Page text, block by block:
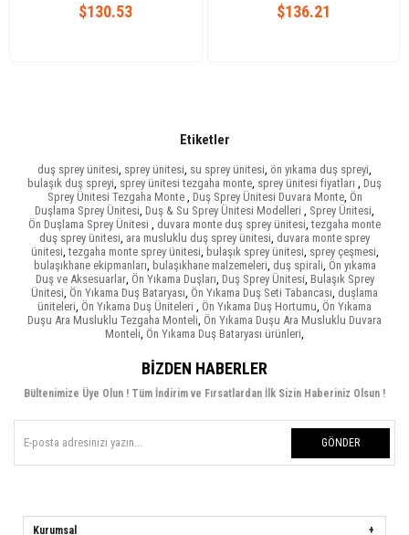
$130.53 $136.21
Etiketler
duş sprey ünitesi sprey ünitesi su sprey ünitesi ön yıkama duş spreyi
bulaşık duş spreyi sprey ünitesi tezgaha monte sprey ünitesi fiyatları
Duş
Sprey Ünitesi Tezgaha Monte Duş Sprey Ünitesi Duvara Monte, Ön
Duşlama Sprey Ünitesi Duş & Su Sprey Ünitesi Modelleri Sprey Ünitesi
Ön Duşlama Sprey Ünitesi
duvara monte duş sprey ünitesi tezgaha monte
duş sprey ünitesi ara musluklu duş sprey ünitesi duvara monte sprey
ünitesi tezgaha monte sprey ünitesi bulaşık sprey ünitesi sprey çeşmesi
bulaşıkhane ekipmanları bulaşıkhane malzemeleri duş spirali Ön yıkama
Duş ve Aksesuarlar, Ön Yıkama Duşları Duş Sprey Ünitesi Bulaşık Sprey
Ünitesi Ön Yıkama Duş Bataryası Ön Yıkama Duş Seti Tabancası duşlama
üniteleri Ön Yıkama Duş Üniteleri Ön Yıkama Duş Hortumu Ön Yıkama
Duşu Ara Musluklu Tezgaha Monteli Ön Yıkama Duşu Ara Musluklu Duvara
Monteli Ön Yıkama Duş Bataryası ürünleri
BIZDEN HABERLER
Bültenimize Üye Olun ! Tüm İndirim ve Fırsatlardan İlk Sizin Haberiniz Olsun !
GÖNDER
Kurumsal